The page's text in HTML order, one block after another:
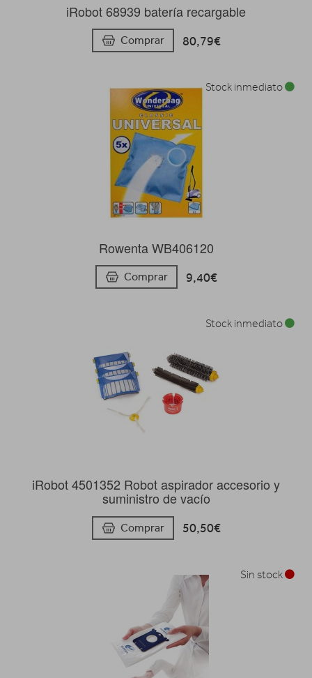
iRobot 68939 batería recargable
Comprar 80,79€
Rowenta WB406120
Comprar 9,40€
Stock inmediato
iRobot 4501352 Robot aspirador accesorio y
suministro de vacío
Comprar 50,50€
Stock inmediato
Sin stock